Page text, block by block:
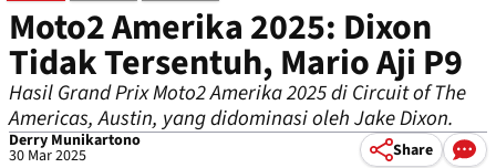
Moto2 Amerika 2025: Dixon
Tidak Tersentuh, Mario Aji P9
Hasil Grand Prix Moto2 Amerika 2025 di Circuit of The
Americas, Austin, yang didominasi oleh Jake Dixon.
Derry Munikartono
30 Mar 2025 Share